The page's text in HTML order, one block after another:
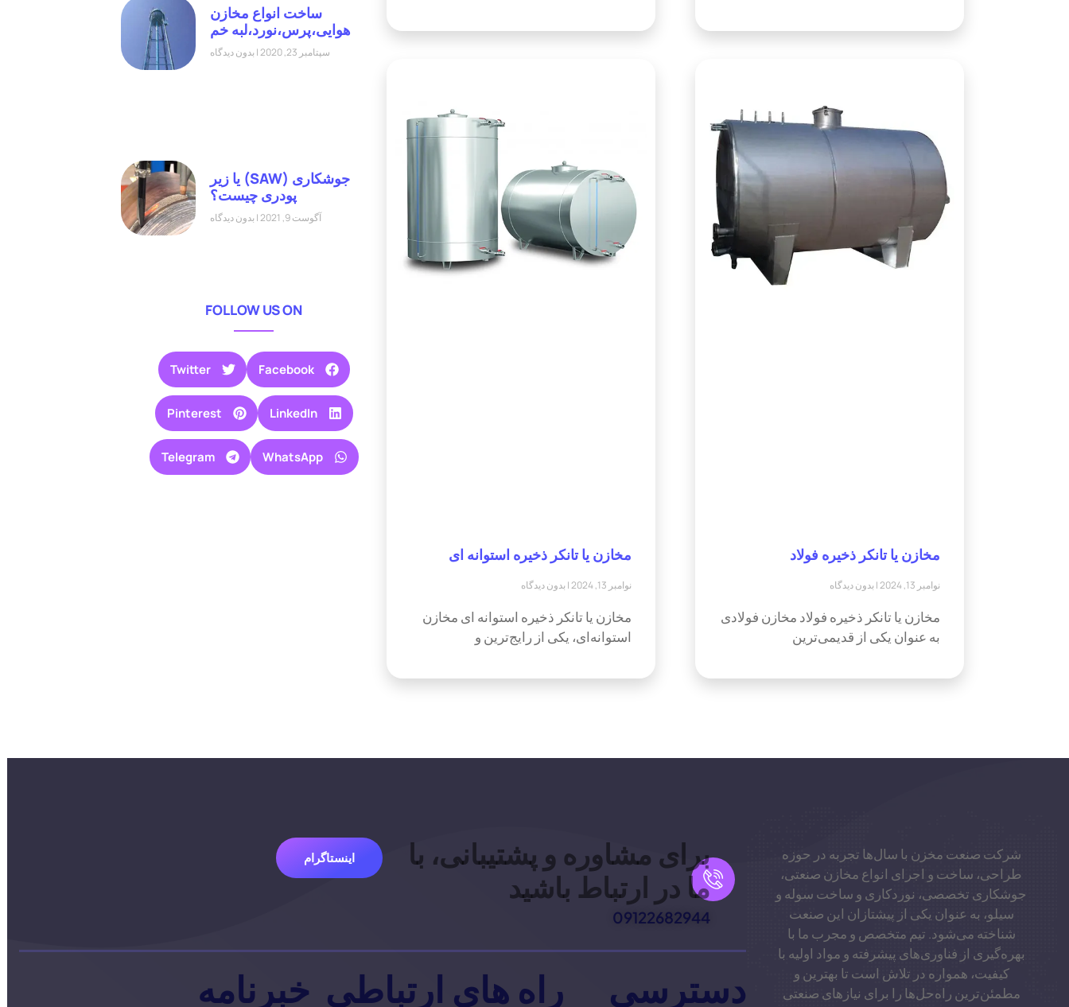
مخازن یا تانکر ذخیره فولاد
نوامبر 13, 2024 بدون دیدگاه
مخازن یا تانکر ذخیره فولاد مخازن فولادی
به عنوان یکی از قدیمی‌ترین
مخازن یا تانکر ذخیره استوانه ای
نوامبر 13, 2024 بدون دیدگاه
مخازن یا تانکر ذخیره استوانه ای مخازن
استوانه‌ای، یکی از رایج‌ترین و
ساخت انواع مخازن
هوایی،پرس،نورد،لبه خم
سپتامبر 23, 2020 بدون دیدگاه
جوشکاری (SAW) یا زیر
پودری چیست؟
آگوست 9, 2021 بدون دیدگاه
FOLLOW US ON
Facebook
Twitter
LinkedIn
Pinterest
WhatsApp
Telegram
شرکت صنعت مخزن با سال‌ها تجربه در حوزه
طراحی، ساخت و اجرای انواع مخازن صنعتی،
جوشکاری تخصصی، نوردکاری و ساخت سوله و
سیلو، به عنوان یکی از پیشتازان این صنعت
شناخته می‌شود. تیم متخصص و مجرب ما با
بهره‌گیری از فناوری‌های پیشرفته و مواد اولیه با
کیفیت، همواره در تلاش است تا بهترین و
مطمئن‌ترین راه‌حل‌ها را برای نیازهای صنعتی
برای مشاوره و پشتیبانی، با
ما در ارتباط باشید
09122682944
اینستاگرام
دسترسی راه های ارتباطی خبرنامه